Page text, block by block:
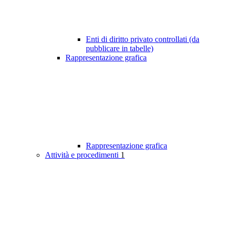
Enti di diritto privato controllati (da
pubblicare in tabelle)
Rappresentazione grafica
Rappresentazione grafica
Attività e procedimenti 1